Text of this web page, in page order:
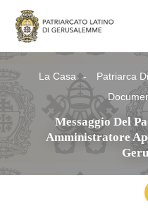
La Casa
Patriarca
Messaggio Del
Amministratore